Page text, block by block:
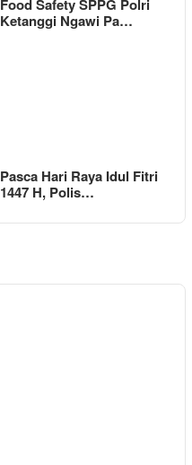
Food Safety SPPG Polri
Ketanggi Ngawi Pa…
Pasca Hari Raya Idul Fitri
1447 H, Polis…